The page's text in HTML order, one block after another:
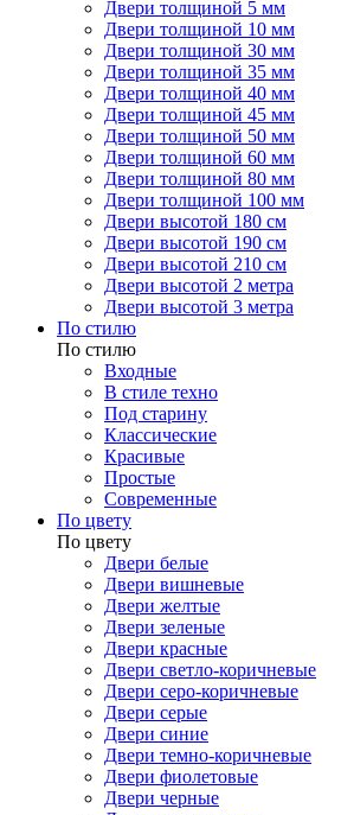
Двери толщиной 5 мм
Двери толщиной 10 мм
Двери толщиной 30 мм
Двери толщиной 35 мм
Двери толщиной 40 мм
Двери толщиной 45 мм
Двери толщиной 50 мм
Двери толщиной 60 мм
Двери толщиной 80 мм
Двери толщиной 100 мм
Двери высотой 180 см
Двери высотой 190 см
Двери высотой 210 см
Двери высотой 2 метра
Двери высотой 3 метра
По стилю
По стилю
Входные
В стиле техно
Под старину
Классические
Красивые
Простые
Современные
По цвету
По цвету
Двери белые
Двери вишневые
Двери желтые
Двери зеленые
Двери красные
Двери светло-коричневые
Двери серо-коричневые
Двери серые
Двери синие
Двери темно-коричневые
Двери фиолетовые
Двери черные